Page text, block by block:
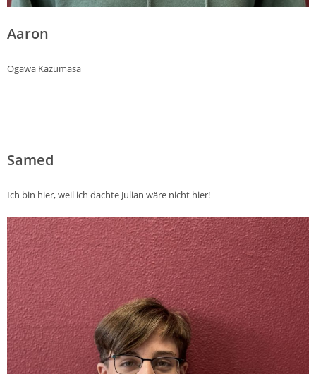
Aaron
Ogawa Kazumasa
Samed
Ich bin hier, weil ich dachte Julian wäre nicht hier!